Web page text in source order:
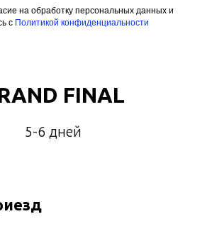
на обработку персональных данных и
с Политикой конфиденциальности
FINAL
5-6 дней